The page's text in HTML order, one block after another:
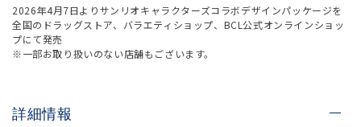
2026年4月7日よりサンリオキャラクターズコラボデザインパッケージを
全国のドラッグストア、バラエティショップ、BCL公式オンラインショッ
プにて発売
※一部お取り扱いのない店舗もございます。
詳細情報